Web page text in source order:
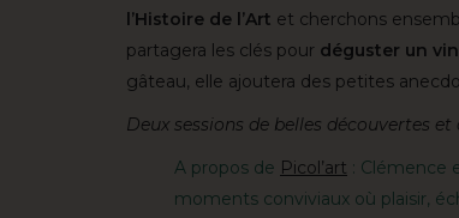
l’Histoire de l’Art et cherchons
partagera les clés pour déguster un
gâteau, elle ajoutera des petites
Deux sessions de belles découvertes
A propos de Picol’art : Clémence
moments conviviaux où plaisir,